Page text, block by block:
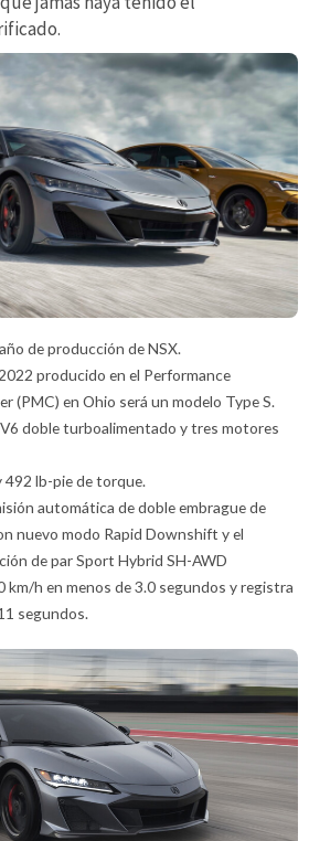
de producción de NSX.
producido en el Performance
(PMC) en Ohio será un modelo Type S.
doble turboalimentado y tres motores
492 lb-pie de torque.
automática de doble embrague de
nuevo modo Rapid Downshift y el
de par Sport Hybrid SH-AWD
km/h en menos de 3.0 segundos y registra
segundos.